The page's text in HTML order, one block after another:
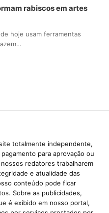
rabiscos em artes
hoje usam ferramentas
totalmente independente,
para aprovação ou
redatores trabalharem
e atualidade das
conteúdo pode ficar
Sobre as publicidades,
é exibido em nosso portal,